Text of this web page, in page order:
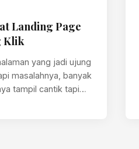
Landing Page
Klik
yang jadi ujung
masalahnya, banyak
tampil cantik tapi…